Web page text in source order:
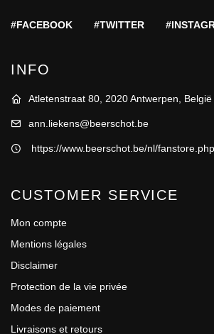
#FACEBOOK #TWITTER
INFO
Atletenstraat 80, 2020 Antwerpen, België
ann.liekens@beerschot.be
https://www.beerschot.be/nl/fanstore.php
CUSTOMER SERVICE
Mon compte
Mentions légales
Disclaimer
Protection de la vie privée
Modes de paiement
Livraisons et retours